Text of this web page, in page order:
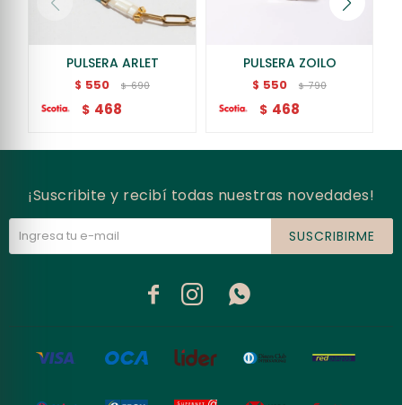
PULSERA ARLET
$ 550 $ 690
$ 468
PULSERA ZOILO
$ 550 $ 790
$ 468
¡Suscribite y recibí todas nuestras novedades!
SUSCRIBIRME
  